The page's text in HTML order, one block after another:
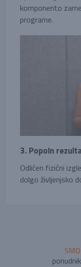
komponento
programe.
3. Popoln
Odličen fizični
dolgo življenjsko